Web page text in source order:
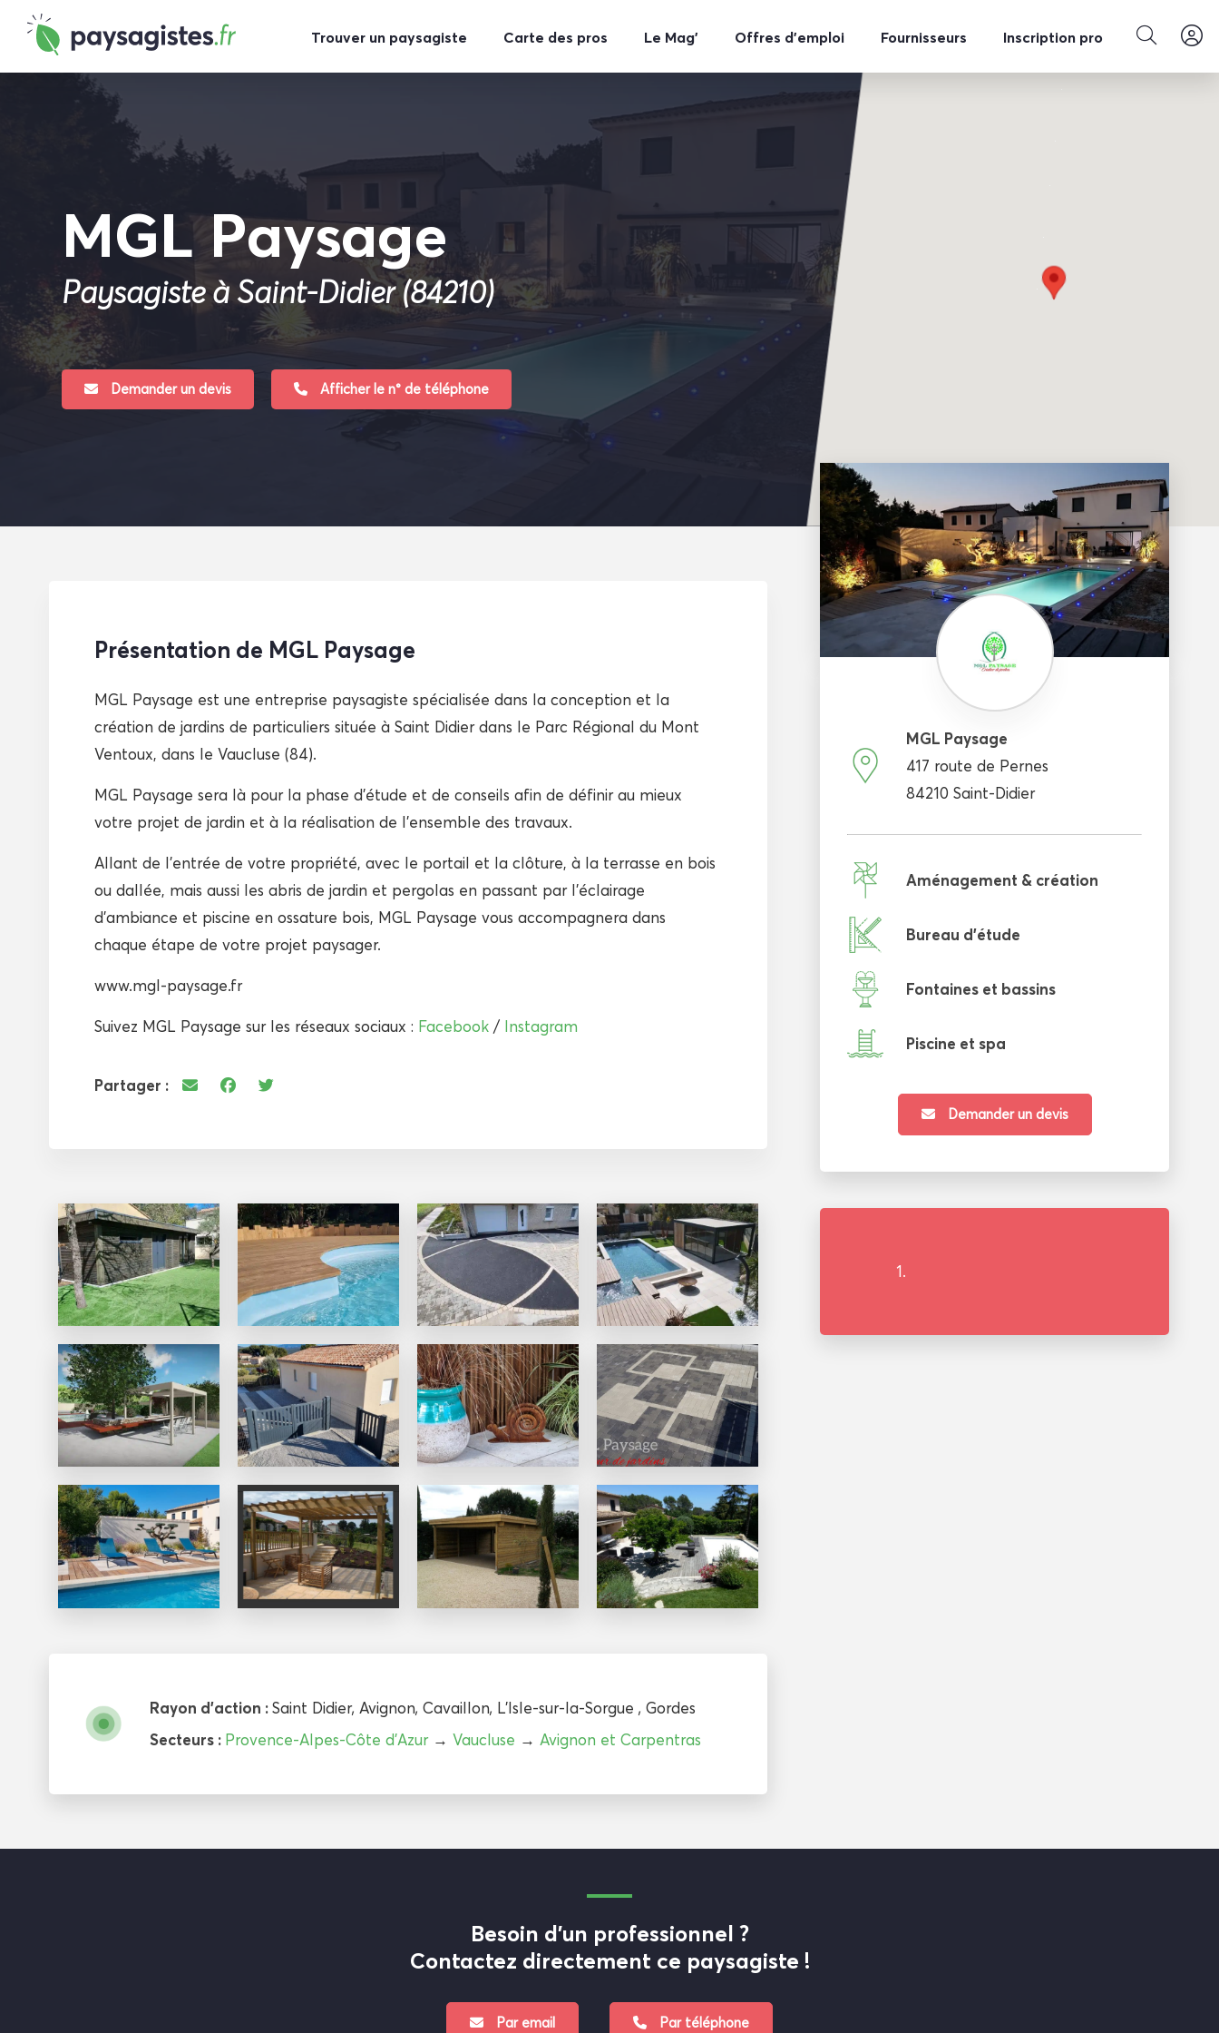
Trouver un paysagiste Carte des pros Le Mag’ Offres d’emploi Fournisseurs Inscription pro
MGL Paysage
Paysagiste à Saint-Didier (84210)
Demander un devis Afficher le n° de téléphone
Présentation de MGL Paysage
MGL Paysage est une entreprise paysagiste spécialisée dans la conception et la
création de jardins de particuliers située à Saint Didier dans le Parc Régional du Mont
Ventoux, dans le Vaucluse (84).
MGL Paysage sera là pour la phase d’étude et de conseils afin de définir au mieux
votre projet de jardin et à la réalisation de l’ensemble des travaux.
Allant de l’entrée de votre propriété, avec le portail et la clôture, à la terrasse en bois
ou dallée, mais aussi les abris de jardin et pergolas en passant par l’éclairage
d’ambiance et piscine en ossature bois, MGL Paysage vous accompagnera dans
chaque étape de votre projet paysager.
www.mgl-paysage.fr
Suivez MGL Paysage sur les réseaux sociaux : Facebook/ Instagram
Partager :
Rayon d'action :Saint Didier, Avignon, Cavaillon, L'Isle-sur-la-Sorgue , Gordes
Secteurs : Provence-Alpes-Côte d’Azur→ Vaucluse → Avignon et Carpentras
MGL Paysage
417 route de Pernes
84210 Saint-Didier
Aménagement & création
Bureau d'étude
Fontaines et bassins
Piscine et spa
Demander un devis
Besoin d'un professionnel ?
Contactez directement ce paysagiste !
Par email Par téléphone